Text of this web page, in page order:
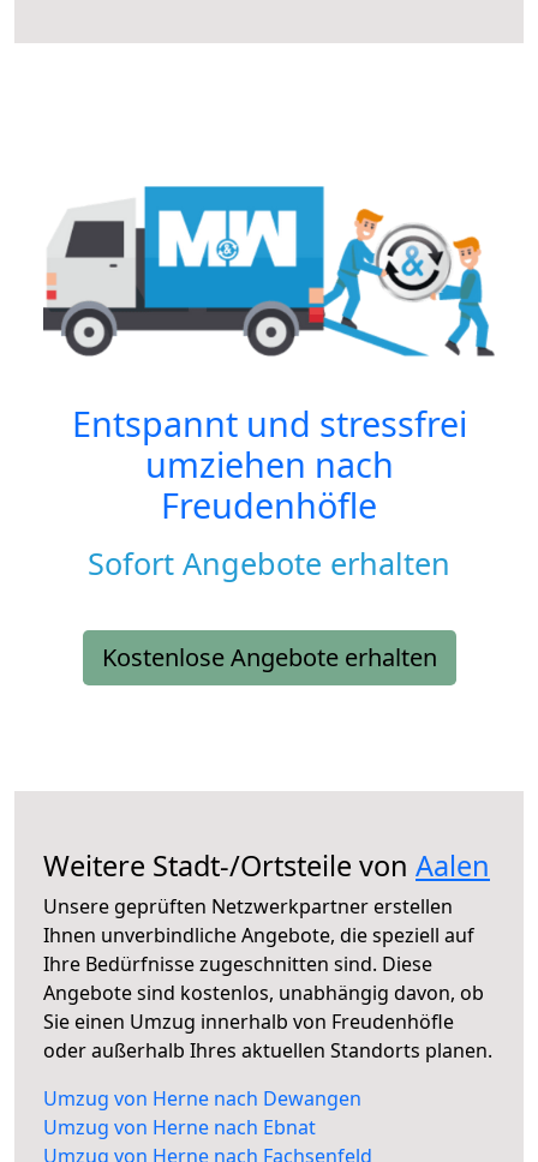
Entspannt und stressfrei
umziehen nach
Freudenhöfle
Sofort Angebote erhalten
Kostenlose Angebote erhalten
Weitere Stadt-/Ortsteile von Aalen
Unsere geprüften Netzwerkpartner erstellen
Ihnen unverbindliche Angebote, die speziell auf
Ihre Bedürfnisse zugeschnitten sind. Diese
Angebote sind kostenlos, unabhängig davon, ob
Sie einen Umzug innerhalb von Freudenhöfle
oder außerhalb Ihres aktuellen Standorts planen.
Umzug von Herne nach Dewangen
Umzug von Herne nach Ebnat
Umzug von Herne nach Fachsenfeld